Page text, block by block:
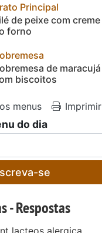
Principal
de peixe com creme
forno
de maracujá
biscoitos
menus Imprimir
do dia
se
- Respostas
lacteos alergica